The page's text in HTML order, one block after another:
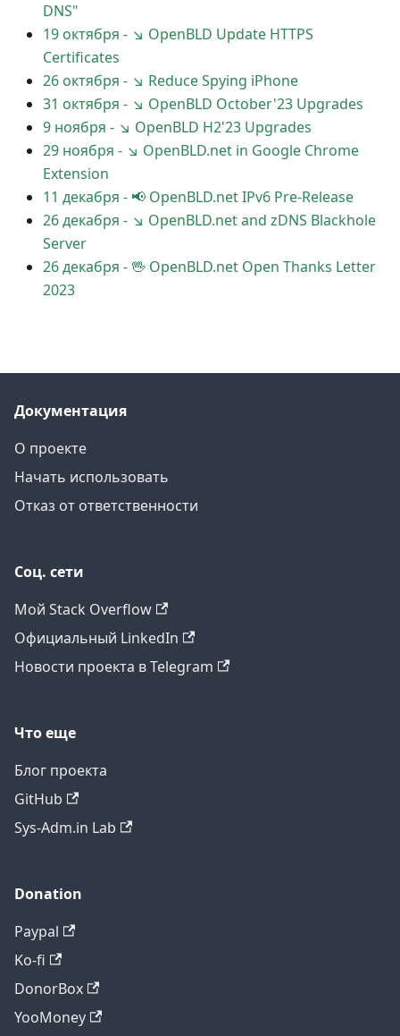
DNS"
19 октября - ↘ OpenBLD Update HTTPS
Certificates
26 октября - ↘ Reduce Spying iPhone
31 октября - ↘ OpenBLD October'23 Upgrades
9 ноября - ↘ OpenBLD H2'23 Upgrades
29 ноября - ↘ OpenBLD.net in Google Chrome
Extension
11 декабря - 📢 OpenBLD.net IPv6 Pre-Release
26 декабря - ↘ OpenBLD.net and zDNS Blackhole
Server
26 декабря - 🖖 OpenBLD.net Open Thanks Letter
2023
Документация
О проекте
Начать использовать
Отказ от ответственности
Соц. сети
Мой Stack Overflow
Официальный LinkedIn
Новости проекта в Telegram
Что еще
Блог проекта
GitHub
Sys-Adm.in Lab
Donation
Paypal
Ko-fi
DonorBox
YooMoney